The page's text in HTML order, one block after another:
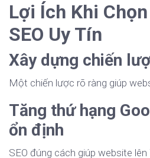
Lợi Ích Khi
SEO Uy Tín
Xây dựng chiến
Một chiến lược rõ ràng giúp
Tăng thứ hạng
ổn định
SEO đúng cách giúp website lên